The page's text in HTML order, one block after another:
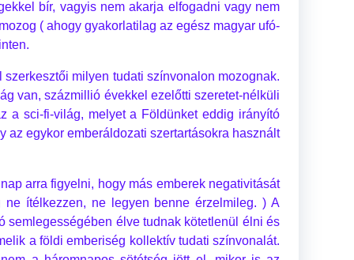
bír, vagyis nem akarja elfogadni vagy nem
( ahogy gyakorlatilag az egész magyar ufó-
milyen tudati színvonalon mozognak.
van, százmillió évekkel ezelőtti szeretet-nélküli
a sci-fi-világ, melyet a Földünket eddig irányító
az egykor emberáldozati szertartásokra használt
arra figyelni, hogy más emberek negativitását
ítélkezzen, ne legyen benne érzelmileg. ) A
semlegességében élve tudnak kötetlenül élni és
a földi emberiség kollektív tudati színvonalát.